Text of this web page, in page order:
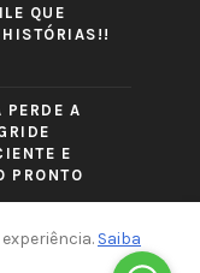
QUE
PERDE A
E
PRONTO
Saiba